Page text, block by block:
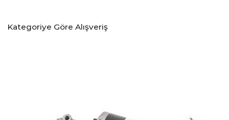
Kategoriye Göre Alışveriş